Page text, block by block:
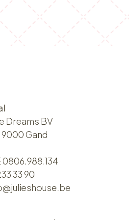
Dreams BV
9000 Gand
0806.988.134
33 90